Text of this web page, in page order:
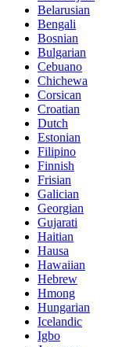
Belarusian
Bengali
Bosnian
Bulgarian
Cebuano
Chichewa
Corsican
Croatian
Dutch
Estonian
Filipino
Finnish
Frisian
Galician
Georgian
Gujarati
Haitian
Hausa
Hawaiian
Hebrew
Hmong
Hungarian
Icelandic
Igbo